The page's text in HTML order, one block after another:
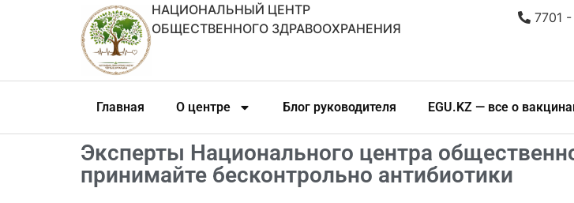
НАЦИОНАЛЬНЫЙ ЦЕНТР
ОБЩЕСТВЕННОГО ЗДРАВООХРАНЕНИЯ
7701
Главная О центре Блог руководителя EGU.KZ — все о
Эксперты Национального центра
принимайте бесконтрольно антибиотики